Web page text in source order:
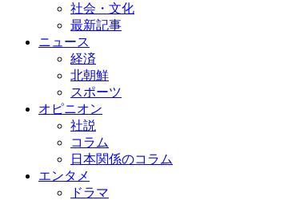
社会・文化
最新記事
ニュース
経済
北朝鮮
スポーツ
オピニオン
社説
コラム
日本関係のコラム
エンタメ
ドラマ